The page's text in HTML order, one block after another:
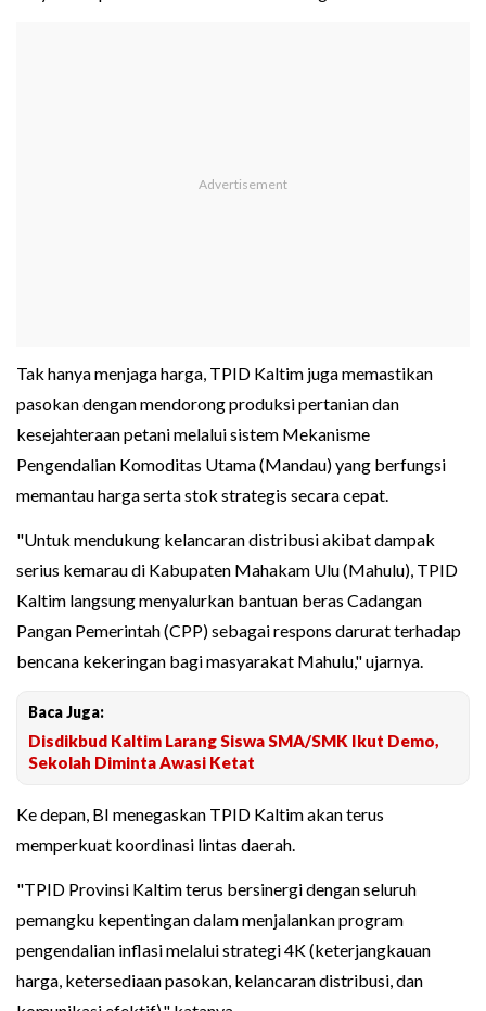
Tak hanya menjaga harga, TPID Kaltim juga memastikan
pasokan dengan mendorong produksi pertanian dan
kesejahteraan petani melalui sistem Mekanisme
Pengendalian Komoditas Utama (Mandau) yang berfungsi
memantau harga serta stok strategis secara cepat.
"Untuk mendukung kelancaran distribusi akibat dampak
serius kemarau di Kabupaten Mahakam Ulu (Mahulu), TPID
Kaltim langsung menyalurkan bantuan beras Cadangan
Pangan Pemerintah (CPP) sebagai respons darurat terhadap
bencana kekeringan bagi masyarakat Mahulu," ujarnya.
Baca Juga:
Disdikbud Kaltim Larang Siswa SMA/SMK Ikut Demo,
Sekolah Diminta Awasi Ketat
Ke depan, BI menegaskan TPID Kaltim akan terus
memperkuat koordinasi lintas daerah.
"TPID Provinsi Kaltim terus bersinergi dengan seluruh
pemangku kepentingan dalam menjalankan program
pengendalian inflasi melalui strategi 4K (keterjangkauan
harga, ketersediaan pasokan, kelancaran distribusi, dan